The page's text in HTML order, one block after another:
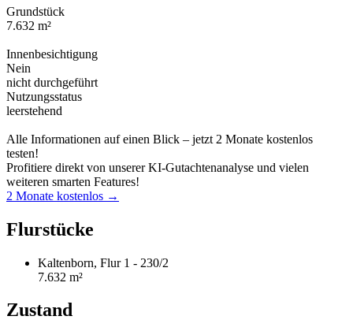
Grundstück
7.632 m²
Innenbesichtigung
Nein
nicht durchgeführt
Nutzungsstatus
leerstehend
Alle Informationen auf einen Blick – jetzt 2 Monate kostenlos
testen!
Profitiere direkt von unserer KI-Gutachtenanalyse und vielen
weiteren smarten Features!
2 Monate kostenlos →
Flurstücke
Kaltenborn, Flur 1 - 230/2
7.632 m²
Zustand